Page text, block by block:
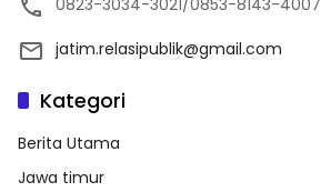
jatim.relasipublik@gmail.com
Kategori
Berita Utama
Jawa timur